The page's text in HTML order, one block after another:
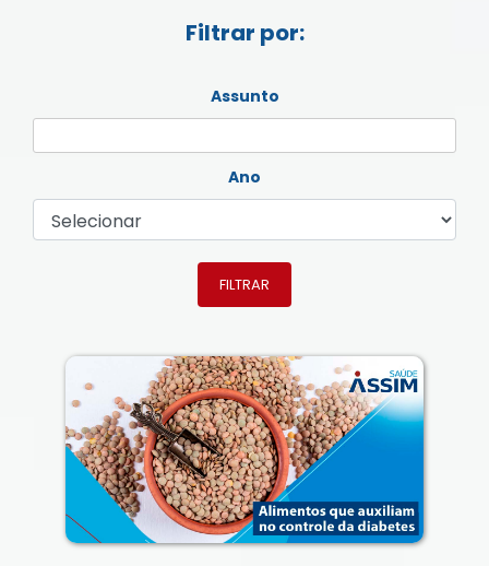
Filtrar por:
Assunto
Ano
FILTRAR